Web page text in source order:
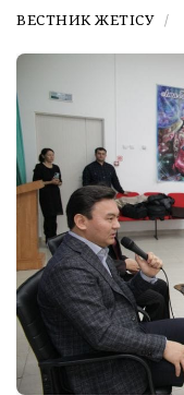
ВЕСТНИК ЖЕТІСУ